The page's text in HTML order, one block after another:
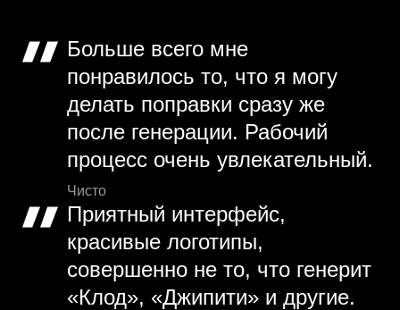
Больше всего мне
понравилось то, что я могу
делать поправки сразу же
после генерации. Рабочий
процесс очень увлекательный.
Чисто
Приятный интерфейс,
красивые логотипы,
совершенно не то, что генерит
«Клод», «Джипити» и другие.